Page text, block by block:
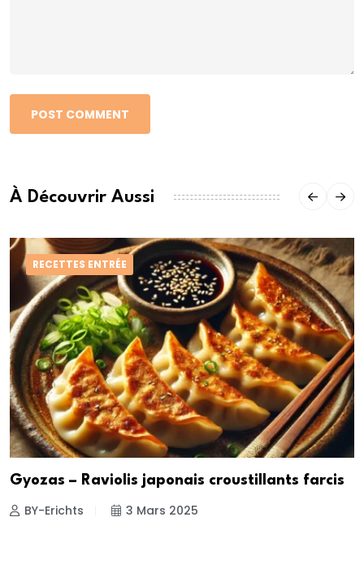
POST COMMENT
À Découvrir Aussi
RECETTES ENTRÉE
Gyozas – Raviolis japonais croustillants farcis
BY-Erichts 3 Mars 2025